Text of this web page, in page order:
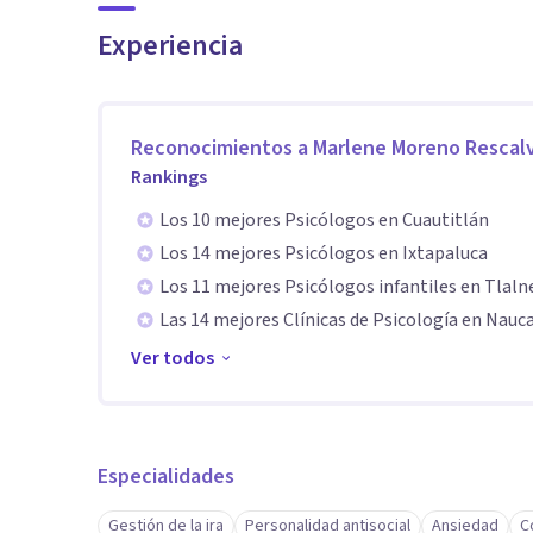
amplia gama de trastornos psicológicos. Mis sesiones
Psicoeducacion: Se te educa respecto a tu
​Colaborativas: Trabajamos como un equipo; tú eres
​Orientadas al Cambio: No solo escucho; te
sesiones" y así obtener resultados en un tiempo corto.
Experiencia
Reconocimientos a Marlene Moreno
Rankings
Los 10 mejores Psicólogos en Cuautitlán
Los 14 mejores Psicólogos en Ixtapaluca
Los 11 mejores Psicólogos infantiles en
Las 14 mejores Clínicas de Psicología en
Ver todos
Especialidades
Gestión de la ira Personalidad antisocial Ansiedad